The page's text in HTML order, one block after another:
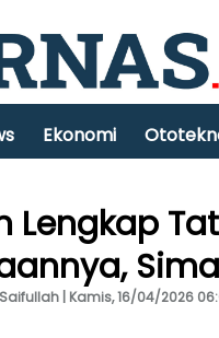
Ekonomi
Lengkap
| Kamis, 16/04/2026